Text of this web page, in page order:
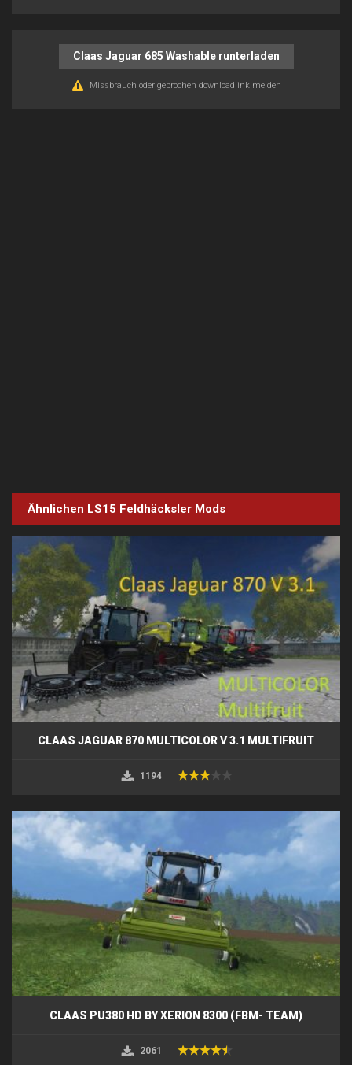
Claas Jaguar 685 Washable runterladen
Missbrauch oder gebrochen downloadlink melden
Ähnlichen LS15 Feldhäcksler Mods
CLAAS JAGUAR 870 MULTICOLOR V 3.1 MULTIFRUIT
1194
CLAAS PU380 HD BY XERION 8300 (FBM- TEAM)
2061